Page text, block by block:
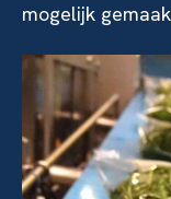
mogelijk